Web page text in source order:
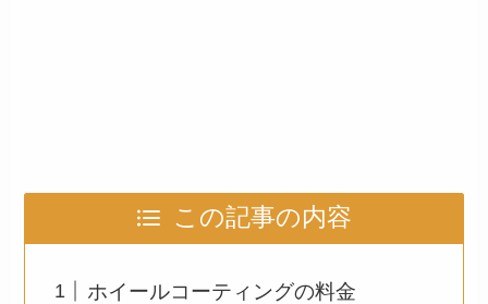
この記事の内容
ホイールコーティングの料金